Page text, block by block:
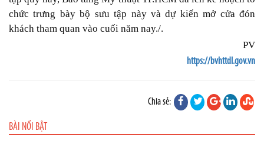
chức trưng bày bộ sưu tập này và dự kiến mở cửa đón
khách tham quan vào cuối năm nay./.
PV
https://bvhttdl.gov.vn
Chia sẻ:
BÀI NỔI BẬT